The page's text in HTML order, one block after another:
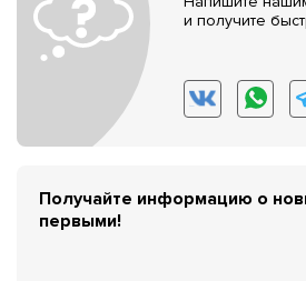
и получите
Получайте информацию о
первыми!